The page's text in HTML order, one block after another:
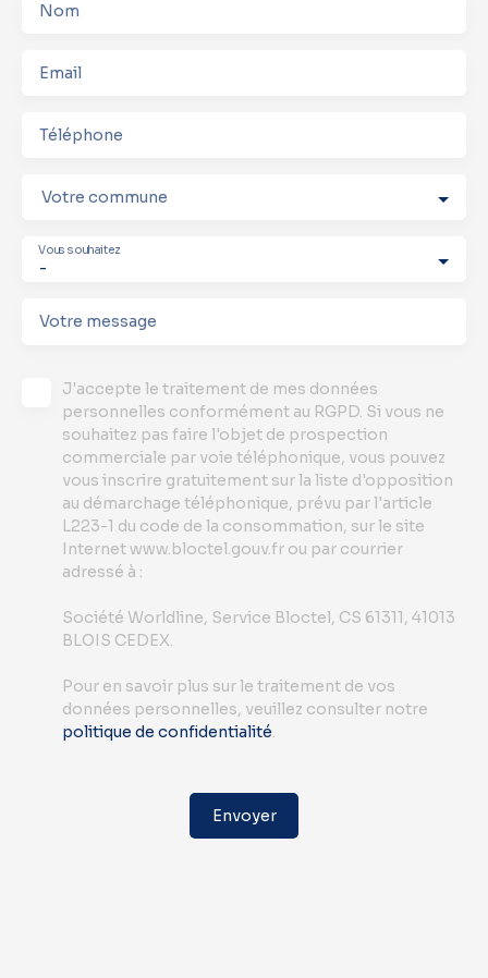
Nom
Email
Téléphone
Votre commune
-
Vous souhaitez
Votre message
J'accepte le traitement de mes données
personnelles conformément au RGPD. Si vous ne
souhaitez pas faire l'objet de prospection
commerciale par voie téléphonique, vous pouvez
vous inscrire gratuitement sur la liste d'opposition
au démarchage téléphonique, prévu par l'article
L223-1 du code de la consommation, sur le site
Internet www.bloctel.gouv.fr ou par courrier
adressé à :
Société Worldline, Service Bloctel, CS 61311, 41013
BLOIS CEDEX.
Pour en savoir plus sur le traitement de vos
données personnelles, veuillez consulter notre
politique de confidentialité.
Envoyer